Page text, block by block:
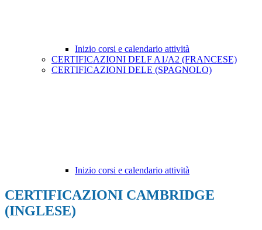
Inizio corsi e calendario attività
CERTIFICAZIONI DELF A1/A2 (FRANCESE)
CERTIFICAZIONI DELE (SPAGNOLO)
Inizio corsi e calendario attività
CERTIFICAZIONI CAMBRIDGE
(INGLESE)